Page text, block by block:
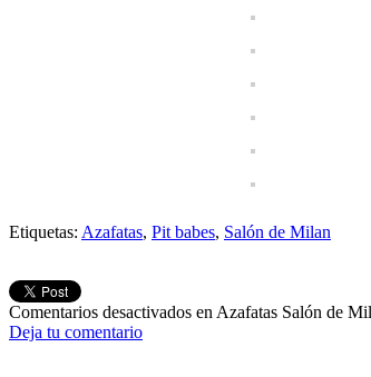
Etiquetas: Azafatas, Pit babes, Salón de Milan
Comentarios desactivados en Azafatas Salón de
Deja tu comentario